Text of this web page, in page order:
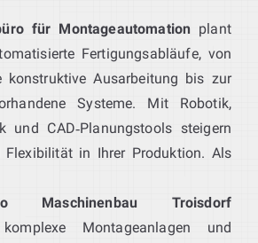
für Montageautomation plant
Fertigungsabläufe, von
konstruktive Ausarbeitung bis zur
Systeme. Mit Robotik,
und CAD‑Planungstools steigern
in Ihrer Produktion. Als
Maschinenbau Troisdorf
Montageanlagen und